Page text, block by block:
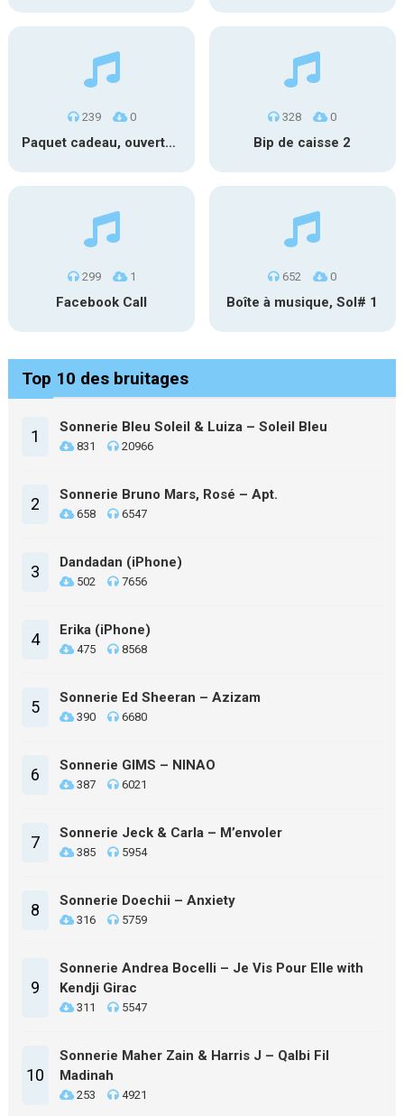
239 0
Paquet cadeau, ouverture #1
328 0
Bip de caisse 2
299 1
Facebook Call
652 0
Boîte à musique, Sol# 1
Top 10 des bruitages
1 Sonnerie Bleu Soleil & Luiza – Soleil Bleu
831 20966
2 Sonnerie Bruno Mars, Rosé – Apt.
658 6547
3 Dandadan (iPhone)
502 7656
4 Erika (iPhone)
475 8568
5 Sonnerie Ed Sheeran – Azizam
390 6680
6 Sonnerie GIMS – NINAO
387 6021
7 Sonnerie Jeck & Carla – M’envoler
385 5954
8 Sonnerie Doechii – Anxiety
316 5759
9
Sonnerie Andrea Bocelli – Je Vis Pour Elle with
Kendji Girac
311 5547
10
Sonnerie Maher Zain & Harris J – Qalbi Fil
Madinah
253 4921